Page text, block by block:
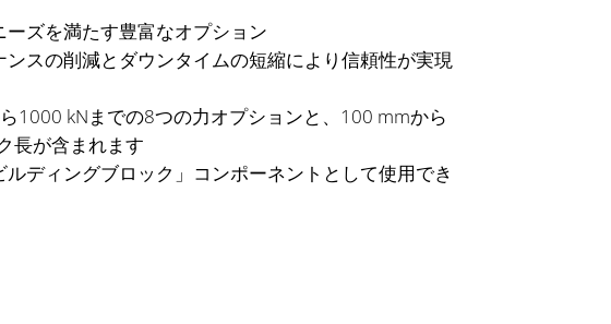
ズを満たす豊富なオプション
スの削減とダウンタイムの短縮により信頼性が実現
1000 kNまでの8つの力オプションと、100 mmから
長が含まれます
ディングブロック」コンポーネントとして使用でき